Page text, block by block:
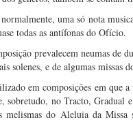
uma só nota
todas as antífonas do Ofício.
prevalecem neumas de
solenes, e de algumas missas
em composições em que
sobretudo, no Tracto, Gradual
melismas do Aleluia da